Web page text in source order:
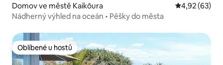
Domov ve městě Kaikōura Průměrné
4,92 (63)
Nádherný výhled na oceán • Pěšky do města
Oblíbené u hostů
Oblíbené u hostů